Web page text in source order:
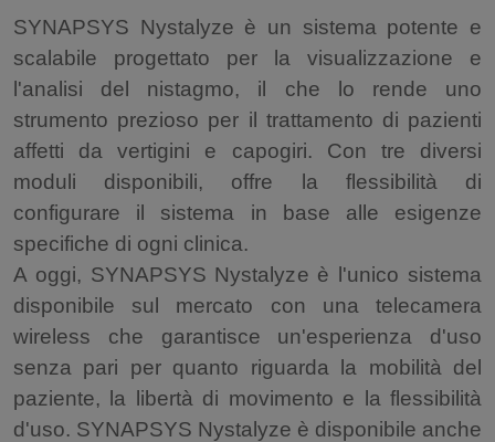
SYNAPSYS Nystalyze è un sistema potente e
scalabile progettato per la visualizzazione e
l'analisi del nistagmo, il che lo rende uno
strumento prezioso per il trattamento di pazienti
affetti da vertigini e capogiri. Con tre diversi
moduli disponibili, offre la flessibilità di
configurare il sistema in base alle esigenze
specifiche di ogni clinica.
A oggi, SYNAPSYS Nystalyze è l'unico sistema
disponibile sul mercato con una telecamera
wireless che garantisce un'esperienza d'uso
senza pari per quanto riguarda la mobilità del
paziente, la libertà di movimento e la flessibilità
d'uso. SYNAPSYS Nystalyze è disponibile anche